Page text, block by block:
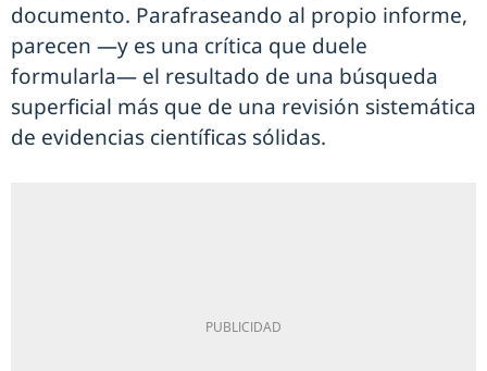
documento. Parafraseando al propio informe,
parecen —y es una crítica que duele
formularla— el resultado de una búsqueda
superficial más que de una revisión sistemática
de evidencias científicas sólidas.